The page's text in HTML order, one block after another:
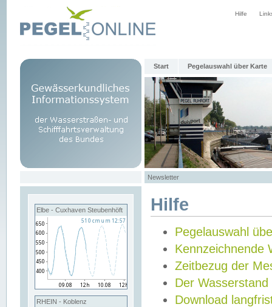
Hilfe
Start Pegelauswahl über Karte
Newsletter
Elbe - Cuxhaven Steubenhöft
RHEIN - Koblenz
Hilfe
Pegelauswahl
Kennzeichnende
Zeitbezug der
Der Wasserstand
Download